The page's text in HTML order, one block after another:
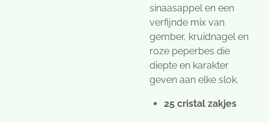
sinaasappel en een
verfijnde mix van
gember, kruidnagel en
roze peperbes die
diepte en karakter
geven aan elke slok.
25 cristal zakjes